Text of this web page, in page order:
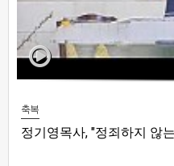
축복
정기영목사, "정죄하지 않